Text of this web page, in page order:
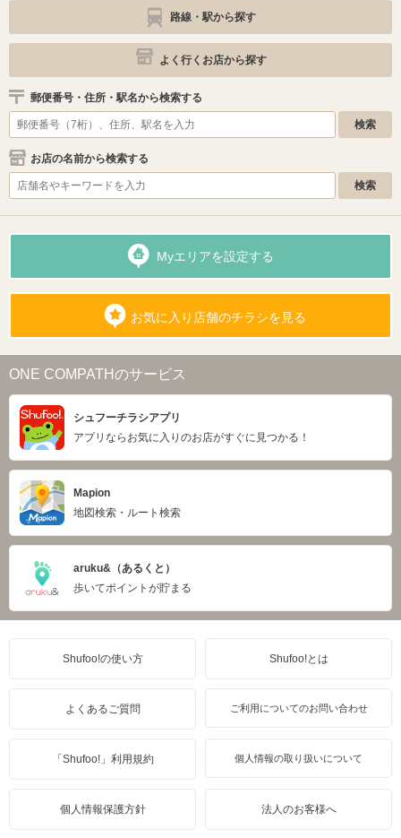
路線・駅から探す
よく行くお店から探す
郵便番号・住所・駅名から検索する
お店の名前から検索する
Myエリアを設定する
お気に入り店舗のチラシを見る
ONE COMPATHのサービス
シュフーチラシアプリ
アプリならお気に入りのお店がすぐに見つかる！
Mapion
地図検索・ルート検索
aruku&（あるくと）
歩いてポイントが貯まる
Shufoo!の使い方 Shufoo!とは
よくあるご質問 ご利用についてのお問い合わせ
「Shufoo!」利用規約 個人情報の取り扱いについて
個人情報保護方針 法人のお客様へ